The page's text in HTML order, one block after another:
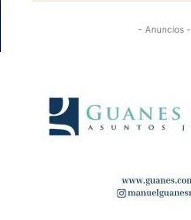
- Anuncios -